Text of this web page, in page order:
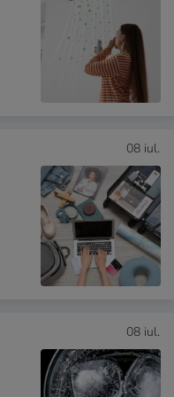
08 iul.
08 iul.